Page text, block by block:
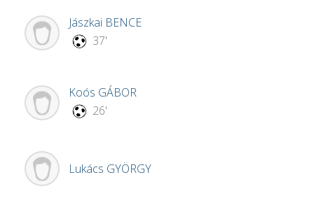
Jászkai BENCE
37'
Koós GÁBOR
26'
Lukács GYÖRGY